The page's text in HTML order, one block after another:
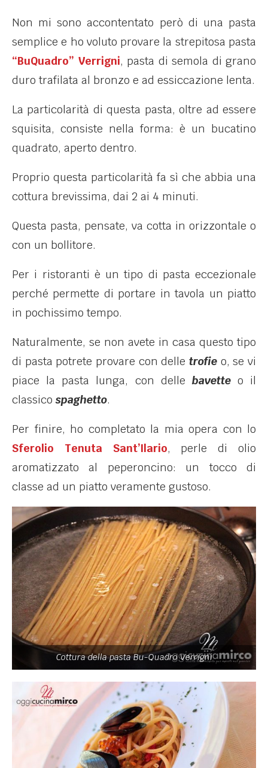
Non mi sono accontentato però di una pasta
semplice e ho voluto provare la strepitosa pasta
“BuQuadro” Verrigni, pasta di semola di grano
duro trafilata al bronzo e ad essiccazione lenta.
La particolarità di questa pasta, oltre ad essere
squisita, consiste nella forma: è un bucatino
quadrato, aperto dentro.
Proprio questa particolarità fa sì che abbia una
cottura brevissima, dai 2 ai 4 minuti.
Questa pasta, pensate, va cotta in orizzontale o
con un bollitore.
Per i ristoranti è un tipo di pasta eccezionale
perché permette di portare in tavola un piatto
in pochissimo tempo.
Naturalmente, se non avete in casa questo tipo
di pasta potrete provare con delle trofie o, se vi
piace la pasta lunga, con dellebavetteo il
classico spaghetto.
Per finire, ho completato la mia opera con lo
Sferolio Tenuta Sant’Ilario, perle di olio
aromatizzato al peperoncino: un tocco di
classe ad un piatto veramente gustoso.
Cottura della pasta Bu-Quadro Verrigni